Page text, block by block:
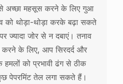
महसूस करने के लिए गुआ
को थोड़ा-थोड़ा करके बढ़ा सकते
ज्यादा जोर से न दबाएं। तनाव
करने के लिए, आप सिरदर्द और
हमलों को प्रभावी ढंग से ठीक
पेपरमिंट तेल लगा सकते हैं।